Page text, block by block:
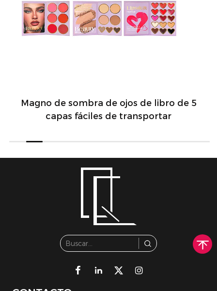
Magno de sombra de ojos de libro de 5
capas fáciles de transportar